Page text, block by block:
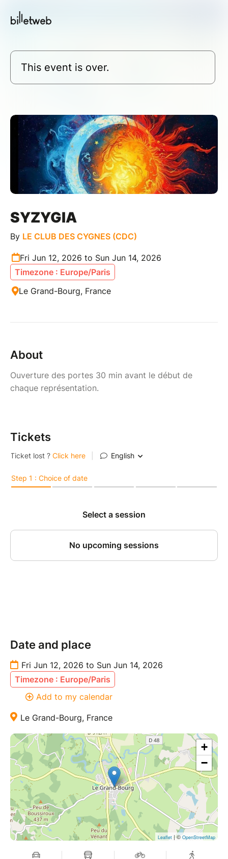
This event is over.
SYZYGIA
By LE CLUB DES CYGNES (CDC)
Fri Jun 12, 2026 to Sun Jun 14, 2026
Timezone : Europe/Paris
Le Grand-Bourg, France
About
Ouverture des portes 30 min avant le début de
chaque représentation.
Tickets
Date and place
Fri Jun 12, 2026 to Sun Jun 14, 2026
Timezone : Europe/Paris
Add to my calendar
Le Grand-Bourg, France
+
−
Leaflet | © OpenStreetMap